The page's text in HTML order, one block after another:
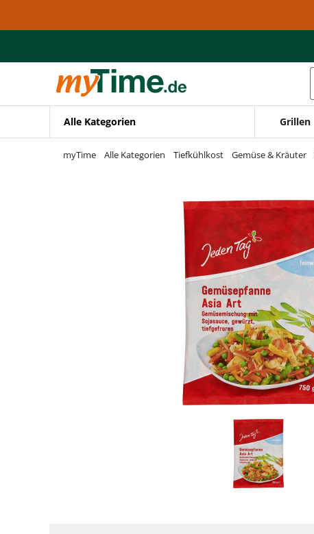
Zur Navigation springen
Alle Kategorien Grillen
myTime Alle Kategorien Tiefkühlkost Gemüse & Kräuter